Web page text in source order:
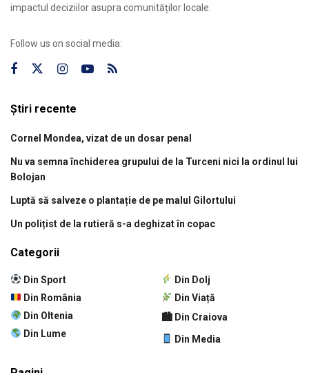
impactul deciziilor asupra comunităților locale.
Follow us on social media:
Știri recente
Cornel Mondea, vizat de un dosar penal
Nu va semna închiderea grupului de la Turceni nici la ordinul lui
Bolojan
Luptă să salveze o plantație de pe malul Gilortului
Un polițist de la rutieră s-a deghizat în copac
Categorii
Din Sport
Din România
Din Oltenia
Din Lume
Din Dolj
Din Viață
🏙 Din Craiova
Din Media